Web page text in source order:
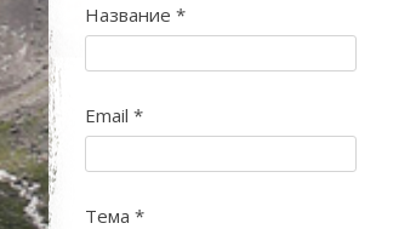
Название *
Email *
Тема *